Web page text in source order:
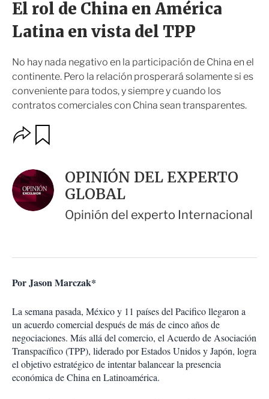
n
El rol de China en América
Latina en vista del TPP
No hay nada negativo en la participación de China en el
continente. Pero la relación prosperará solamente si es
conveniente para todos, y siempre y cuando los
contratos comerciales con China sean transparentes.
O
p
o
n
e
s
o
p
a
t
i
r
a
r
OPINIÓN DEL EXPERTO
GLOBAL
Opinión del experto Internacional
Por Jason Marczak*
La semana pasada, México y 11 países del Pacifico llegaron a
un acuerdo comercial después de más de cinco años de
negociaciones. Más allá del comercio, el Acuerdo de Asociación
Transpacífico (TPP), liderado por Estados Unidos y Japón, logra
el objetivo estratégico de intentar balancear la presencia
económica de China en Latinoamérica.